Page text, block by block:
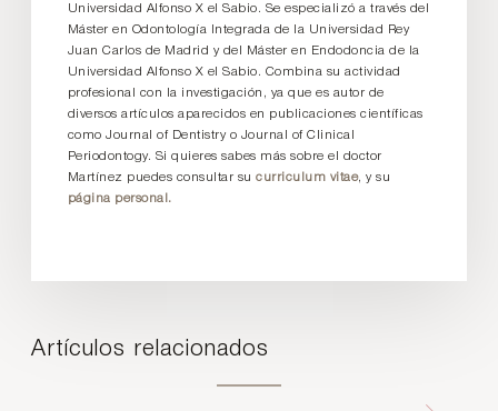
Universidad Alfonso X el Sabio. Se especializó a través del
Máster en Odontología Integrada de la Universidad Rey
Juan Carlos de Madrid y del Máster en Endodoncia de la
Universidad Alfonso X el Sabio. Combina su actividad
profesional con la investigación, ya que es autor de
diversos artículos aparecidos en publicaciones científicas
como Journal of Dentistry o Journal of Clinical
Periodontogy. Si quieres sabes más sobre el doctor
Martínez puedes consultar sucurriculum vitae, y su
página personal.
Artículos relacionados